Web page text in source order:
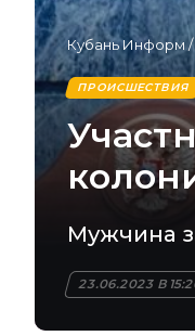
Кубань Информ /
ПРОИСШЕСТВИЯ
Мужчина
23.06.2023 В